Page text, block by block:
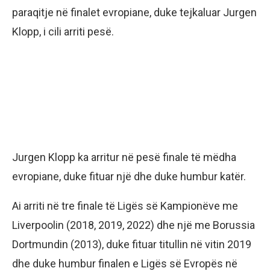
paraqitje në finalet evropiane, duke tejkaluar Jurgen
Klopp, i cili arriti pesë.
Jurgen Klopp ka arritur në pesë finale të mëdha
evropiane, duke fituar një dhe duke humbur katër.
Ai arriti në tre finale të Ligës së Kampionëve me
Liverpoolin (2018, 2019, 2022) dhe një me Borussia
Dortmundin (2013), duke fituar titullin në vitin 2019
dhe duke humbur finalen e Ligës së Evropës në